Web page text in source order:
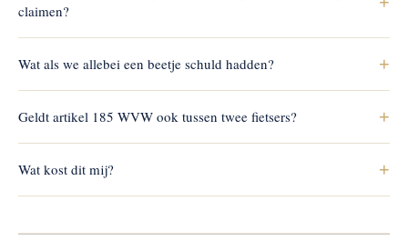
claimen?
kijken samen met u wat in dat geval de beste route is.
Wat als we allebei een beetje schuld hadden? +
recht op een deel van uw vergoeding.
Geldt artikel 185 WVW ook tussen twee fietsers? +
motorvoertuig. Tussen fietsers telt de gewone schuldvraag
(artikel 6:162 BW).
Wat kost dit mij? +
BW).